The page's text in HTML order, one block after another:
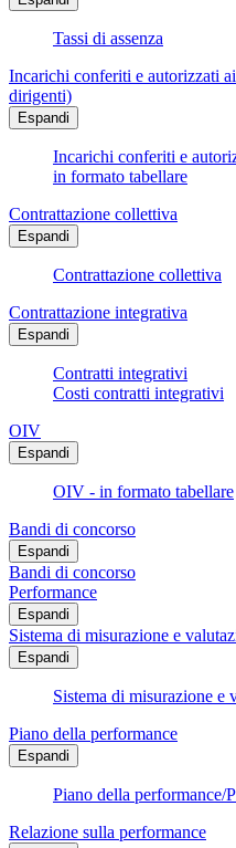
Tassi di assenza
Incarichi conferiti e autorizzati
dirigenti)
Espandi
Incarichi conferiti e
in formato tabellare
Contrattazione collettiva
Espandi
Contrattazione collettiva
Contrattazione integrativa
Espandi
Contratti integrativi
Costi contratti integrativi
OIV
Espandi
OIV - in formato tabellare
Bandi di concorso
Espandi
Bandi di concorso
Performance
Espandi
Sistema di misurazione e
Espandi
Sistema di misurazione e
Piano della performance
Espandi
Piano della performance/
Relazione sulla performance